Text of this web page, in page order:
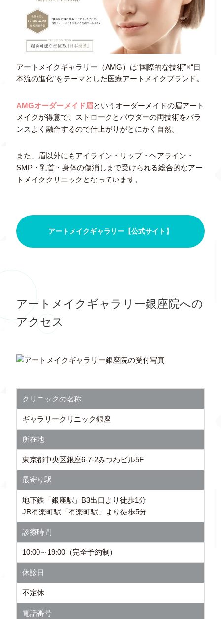
アートメイクギャラリー（AMG）は“国際的な技術”×“日
本流の進化”をテーマとした医療アートメイクブランド。
AMGオーダーメイド眉というオーダーメイドの眉アート
メイクが得意で、ストロークとパウダーの両技術をバラ
ンスよく融合するので仕上がりがとにかく自然。
また、眉以外にもアイライン・リップ・ヘアライン・
SMP・乳首・身体の傷消しまで受けられる総合的なアー
トメイククリニックとなっています。
アートメイクギャラリー【公式サイト】
アートメイクギャラリー銀座院への
アクセス
クリニックの名称
ギャラリークリニック銀座
所在地
東京都中央区銀座6-7-2みつわビル5F
最寄り駅
地下鉄「銀座駅」B3出口より徒歩1分
JR有楽町駅「有楽町駅」より徒歩5分
診療時間
10:00～19:00（完全予約制）
休診日
不定休
電話番号